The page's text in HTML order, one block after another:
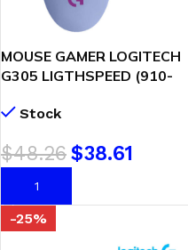
MOUSE GAMER LOGITECH
G305 LIGTHSPEED (910-
Stock
$48.26$38.61
AÑADIR AL CARRITO
-25%